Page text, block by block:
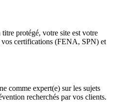
protégé, votre site est votre
certifications (FENA, SPN) et
comme expert(e) sur les sujets
recherchés par vos clients.